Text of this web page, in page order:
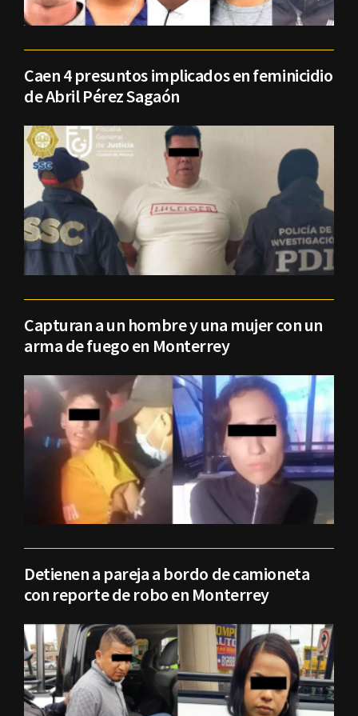
Caen 4 presuntos implicados en feminicidio
de Abril Pérez Sagaón
Capturan a un hombre y una mujer con un
arma de fuego en Monterrey
Detienen a pareja a bordo de camioneta
con reporte de robo en Monterrey